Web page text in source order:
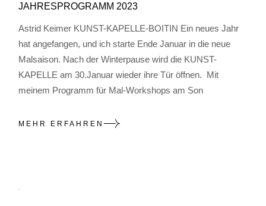
JAHRESPROGRAMM 2023
Astrid Keimer KUNST-KAPELLE-BOITIN Ein neues Jahr
hat angefangen, und ich starte Ende Januar in die neue
Malsaison. Nach der Winterpause wird die KUNST-
KAPELLE am 30.Januar wieder ihre Tür öffnen. Mit
meinem Programm für Mal-Workshops am Son
MEHR ERFAHREN